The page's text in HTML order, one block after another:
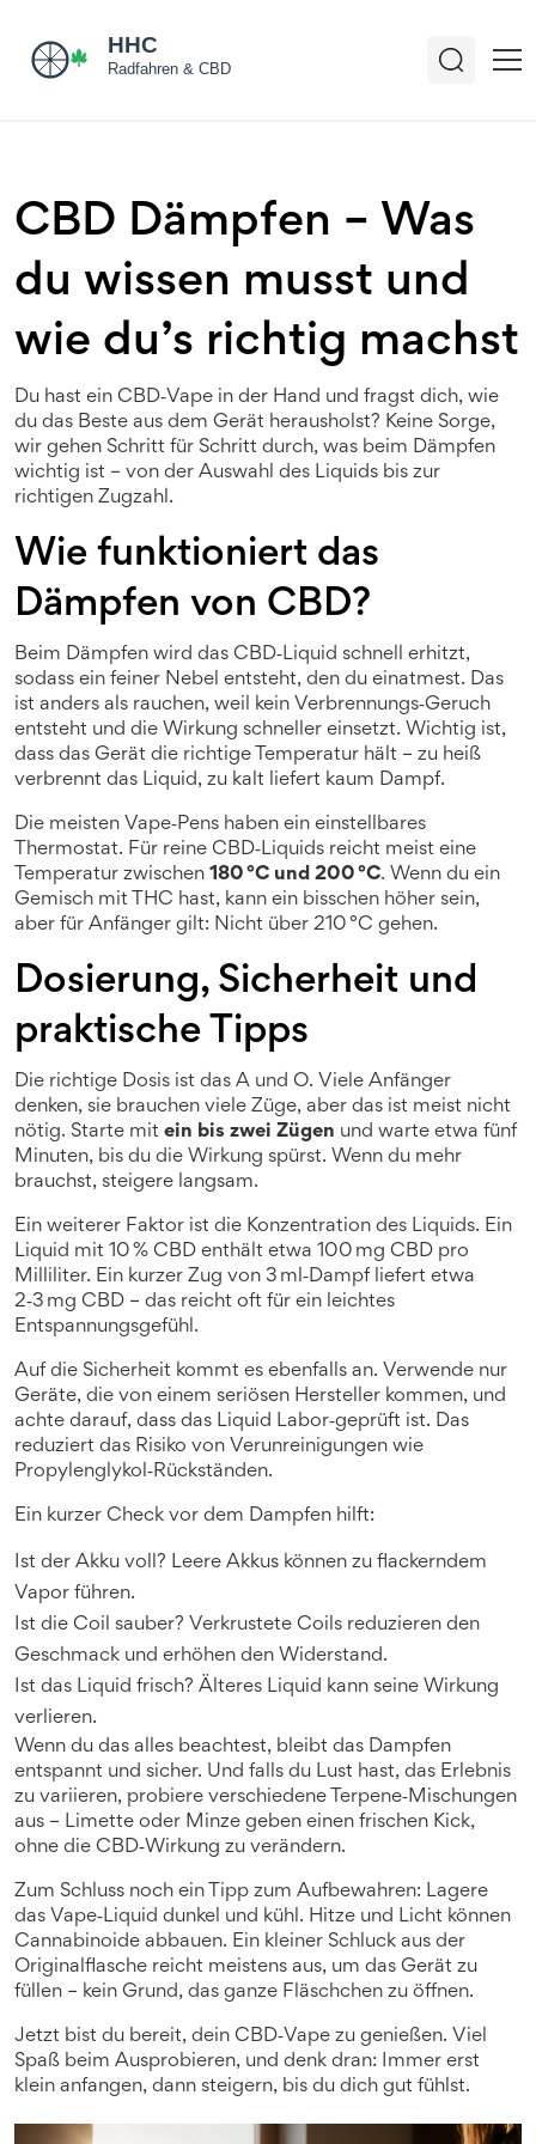
CBD Dämpfen – Was
du wissen musst und
wie du’s richtig machst
Du hast ein CBD‑Vape in der Hand und fragst dich, wie
du das Beste aus dem Gerät herausholst? Keine Sorge,
wir gehen Schritt für Schritt durch, was beim Dämpfen
wichtig ist – von der Auswahl des Liquids bis zur
richtigen Zugzahl.
Wie funktioniert das
Dämpfen von CBD?
Beim Dämpfen wird das CBD‑Liquid schnell erhitzt,
sodass ein feiner Nebel entsteht, den du einatmest. Das
ist anders als rauchen, weil kein Verbrennungs‑Geruch
entsteht und die Wirkung schneller einsetzt. Wichtig ist,
dass das Gerät die richtige Temperatur hält – zu heiß
verbrennt das Liquid, zu kalt liefert kaum Dampf.
Die meisten Vape‑Pens haben ein einstellbares
Thermostat. Für reine CBD‑Liquids reicht meist eine
Temperatur zwischen 180 °C und 200 °C. Wenn du ein
Gemisch mit THC hast, kann ein bisschen höher sein,
aber für Anfänger gilt: Nicht über 210 °C gehen.
Dosierung, Sicherheit und
praktische Tipps
Die richtige Dosis ist das A und O. Viele Anfänger
denken, sie brauchen viele Züge, aber das ist meist nicht
nötig. Starte mit ein bis zwei Zügen und warte etwa fünf
Minuten, bis du die Wirkung spürst. Wenn du mehr
brauchst, steigere langsam.
Ein weiterer Faktor ist die Konzentration des Liquids. Ein
Liquid mit 10 % CBD enthält etwa 100 mg CBD pro
Milliliter. Ein kurzer Zug von 3 ml‑Dampf liefert etwa
2‑3 mg CBD – das reicht oft für ein leichtes
Entspannungsgefühl.
Auf die Sicherheit kommt es ebenfalls an. Verwende nur
Geräte, die von einem seriösen Hersteller kommen, und
achte darauf, dass das Liquid Labor‑geprüft ist. Das
reduziert das Risiko von Verunreinigungen wie
Propylenglykol‑Rückständen.
Ein kurzer Check vor dem Dampfen hilft:
Ist der Akku voll? Leere Akkus können zu flackerndem
Vapor führen.
Ist die Coil sauber? Verkrustete Coils reduzieren den
Geschmack und erhöhen den Widerstand.
Ist das Liquid frisch? Älteres Liquid kann seine Wirkung
verlieren.
Wenn du das alles beachtest, bleibt das Dampfen
entspannt und sicher. Und falls du Lust hast, das Erlebnis
zu variieren, probiere verschiedene Terpene‑Mischungen
aus – Limette oder Minze geben einen frischen Kick,
ohne die CBD‑Wirkung zu verändern.
Zum Schluss noch ein Tipp zum Aufbewahren: Lagere
das Vape‑Liquid dunkel und kühl. Hitze und Licht können
Cannabinoide abbauen. Ein kleiner Schluck aus der
Originalflasche reicht meistens aus, um das Gerät zu
füllen – kein Grund, das ganze Fläschchen zu öffnen.
Jetzt bist du bereit, dein CBD‑Vape zu genießen. Viel
Spaß beim Ausprobieren, und denk dran: Immer erst
klein anfangen, dann steigern, bis du dich gut fühlst.